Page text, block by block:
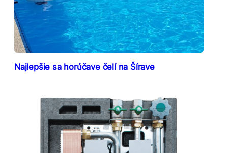
Najlepšie sa horúčave čelí na Šírave